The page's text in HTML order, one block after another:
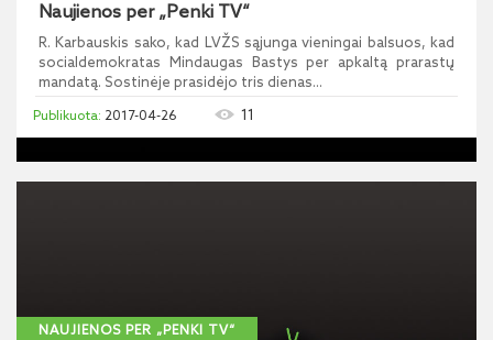
Naujienos per „Penki TV“
R. Karbauskis sako, kad LVŽS sąjunga vieningai balsuos, kad
socialdemokratas Mindaugas Bastys per apkaltą prarastų
mandatą. Sostinėje prasidėjo tris dienas...
2017-04-26 11
NAUJIENOS PER „PENKI TV“